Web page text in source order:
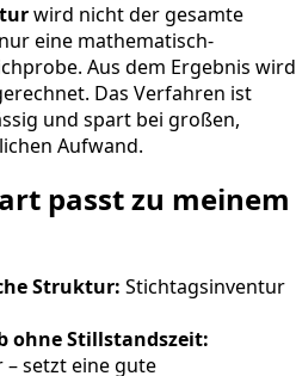
wird nicht der gesamte
eine mathematisch-
Aus dem Ergebnis wird
Das Verfahren ist
und spart bei großen,
Aufwand.
passt zu meinem
Struktur: Stichtagsinventur
ohne Stillstandszeit:
setzt eine gute